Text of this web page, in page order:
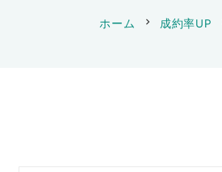
ホーム chevron_right 成約率UP